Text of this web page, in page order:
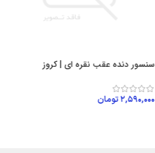
سنسور دنده عقب نقره ای | کروز
۲,۵۹۰,۰۰۰تومان